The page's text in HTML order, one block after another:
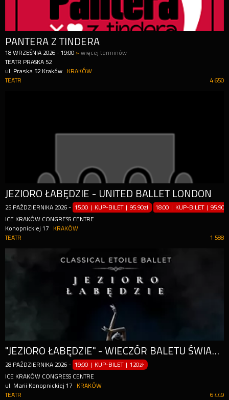
PANTERA Z TINDERA
18 WRZEŚNIA 2026 -19:00 »więcej terminów
TEATR PRASKA 52
ul. Praska 52 Kraków
KRAKÓW
4 650
TEATR
JEZIORO ŁABĘDZIE - UNITED BALLET LONDON
25 PAŹDZIERNIKA 2026 - 15:00 | KUP-BILET |95.90zł 18:00 | KUP-BILET |95.90zł
ICE KRAKÓW CONGRESS CENTRE
Konopnickiej 17
KRAKÓW
1 588
TEATR
"JEZIORO ŁABĘDZIE" - WIECZÓR BALETU ŚWIATOWEJ KLASY
28 PAŹDZIERNIKA 2026 - 19:00 | KUP-BILET |120zł
ICE KRAKÓW CONGRESS CENTRE
ul. Marii Konopnickiej 17
KRAKÓW
6 449
TEATR